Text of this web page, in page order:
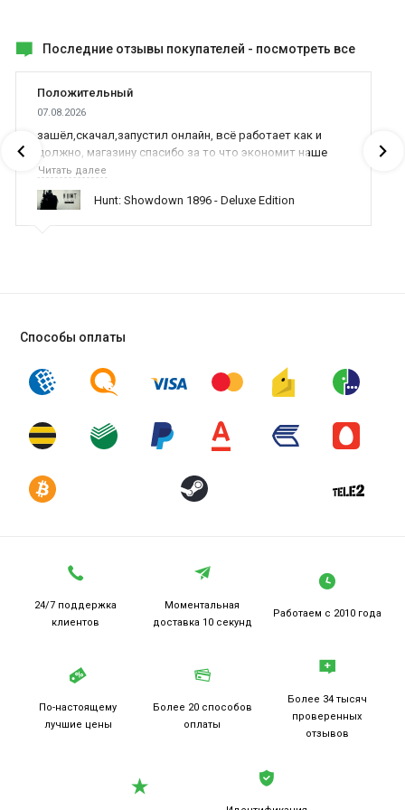
ветками развития и множеством их вариаций;
Последние отзывы покупателей - посмотреть все
Положительный
07.08.2026
зашёл,скачал,запустил онлайн, всё работает как и
должно, магазину спасибо за то что экономит наше
время,нервы и деньги, ребята вы красава оказываете
поддержку населению и походу из всех только вы и
оказываете помощь
Читать далее
Hunt: Showdown 1896 - Deluxe Edition
Способы оплаты
24/7 поддержка
клиентов
Моментальная
доставка 10 секунд
Работаем с 2010 года
По-настоящему
лучшие цены
Более 20 способов
оплаты
Более 34 тысяч
проверенных
отзывов